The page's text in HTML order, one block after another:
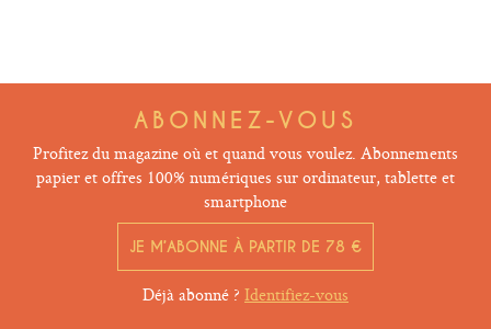
ABONNEZ-VOUS
Profitez du magazine où et quand vous voulez. Abonnements
papier et offres 100% numériques sur ordinateur, tablette et
smartphone
JE M’ABONNE À PARTIR DE 78 €
Déjà abonné ? Identifiez-vous